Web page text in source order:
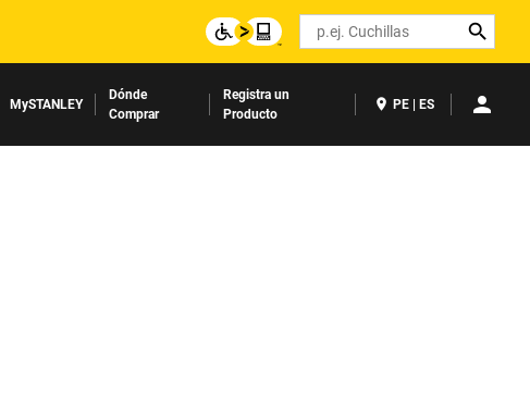
Search
MySTANLEY
Dónde
Comprar
Registra un
Producto
PE | ES